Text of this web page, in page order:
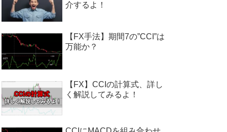
介するよ！
【FX手法】期間7の”CCI”は
万能か？
【FX】CCIの計算式、詳し
く解説してみるよ！